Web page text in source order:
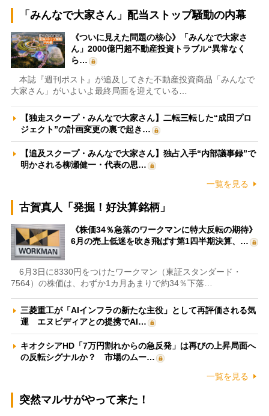
「みんなで大家さん」配当ストップ騒動の内幕
《ついに見えた問題の核心》「みんなで大家さ
ん」2000億円超不動産投資トラブル“異常なく
ら…
本誌『週刊ポスト』が追及してきた不動産投資商品「みんなで
大家さん」がいよいよ最終局面を迎えている…
【独走スクープ・みんなで大家さん】二転三転した“成田プロ
ジェクト”の計画変更の裏で起き…
【追及スクープ・みんなで大家さん】独占入手“内部議事録”で
明かされる柳瀬健一・代表の思…
一覧を見る
古賀真人「発掘！好決算銘柄」
《株価34％急落のワークマンに特大反転の期待》
6月の売上低迷を吹き飛ばす第1四半期決算、…
6月3日に8330円をつけたワークマン（東証スタンダード・
7564）の株価は、わずか1カ月あまりで約34％下落…
三菱重工が「AIインフラの新たな主役」として再評価される気
運 エヌビディアとの提携でAI…
キオクシアHD「7万円割れからの急反発」は再びの上昇局面へ
の反転シグナルか？ 市場のムー…
一覧を見る
突然マルサがやって来た！